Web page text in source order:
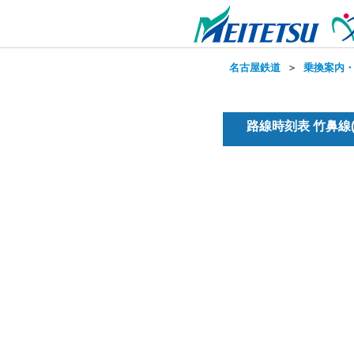
名古屋鉄道 ＞ 乗換案内
路線時刻表 竹鼻